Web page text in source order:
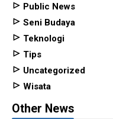
Public News
Seni Budaya
Teknologi
Tips
Uncategorized
Wisata
Other News